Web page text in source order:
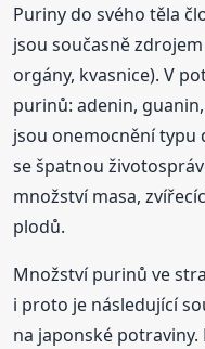
Puriny do svého těla
jsou současně
orgány, kvasnice). V
purinů: adenin,
jsou onemocnění typu
se špatnou
množství masa,
plodů.
Množství purinů ve
i proto je následující
na japonské